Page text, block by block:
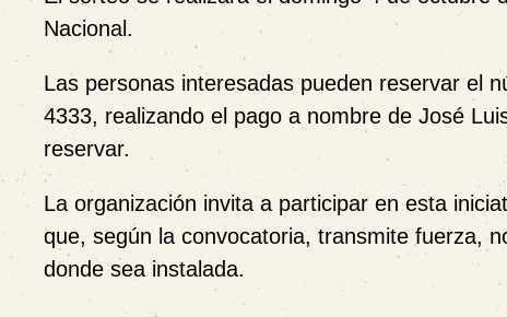
Nacional .
Las personas interesadas pueden reservar el
4333, realizando el pago a nombre de José
reservar.
La organización invita a participar en esta
que, según la convocatoria, transmite fuerza,
donde sea instalada.